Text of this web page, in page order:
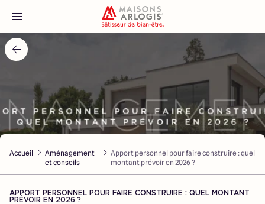
Accueil
Nos maisons
Nos annonces
Votre projet
Qui sommes-nous
Accueil
Aménagement
et conseils
Apport personnel pour faire construire : quel
montant prévoir en 2026 ?
APPORT PERSONNEL POUR FAIRE CONSTRUIRE : QUEL MONTANT
PRÉVOIR EN 2026 ?